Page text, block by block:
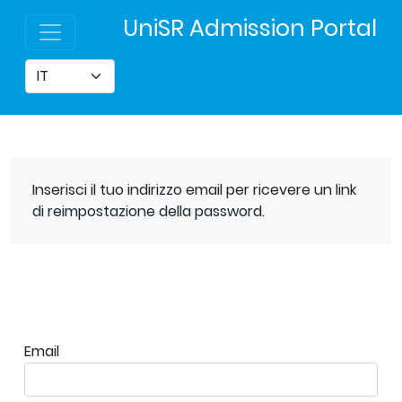
UniSR Admission Portal
Inserisci il tuo indirizzo email per ricevere un link
di reimpostazione della password.
Email